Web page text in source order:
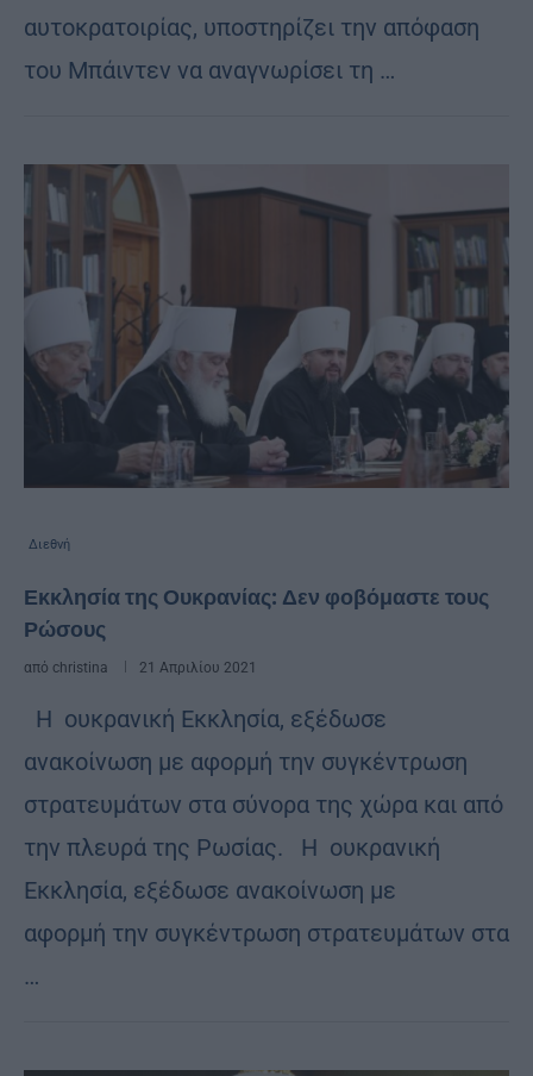
αυτοκρατοιρίας, υποστηρίζει την απόφαση
του Μπάιντεν να αναγνωρίσει τη …
Διεθνή
Εκκλησία της Ουκρανίας: Δεν φοβόμαστε τους
Ρώσους
από christina 21 Απριλίου 2021
Η ουκρανική Εκκλησία, εξέδωσε
ανακοίνωση με αφορμή την συγκέντρωση
στρατευμάτων στα σύνορα της χώρα και από
την πλευρά της Ρωσίας. Η ουκρανική
Εκκλησία, εξέδωσε ανακοίνωση με
αφορμή την συγκέντρωση στρατευμάτων στα
…